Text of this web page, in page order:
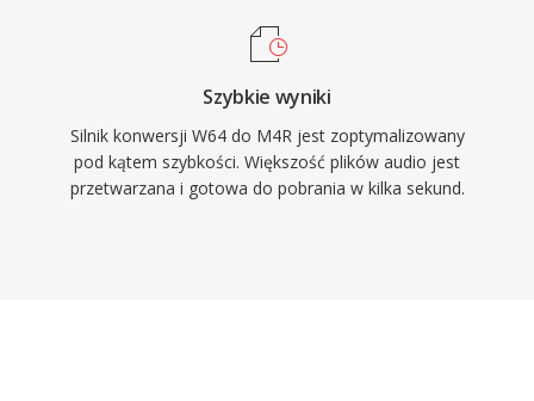
Szybkie wyniki
Silnik konwersji W64 do M4R jest zoptymalizowany
pod kątem szybkości. Większość plików audio jest
przetwarzana i gotowa do pobrania w kilka sekund.